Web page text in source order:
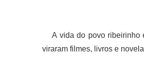
A vida do povo ribeirinho
viraram filmes, livros e